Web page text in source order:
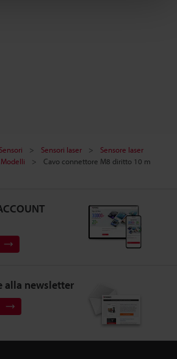
Sensori Sensori laser
Sensore laser
Modelli
Cavo connettore M8 diritto 10 m
alla newsletter